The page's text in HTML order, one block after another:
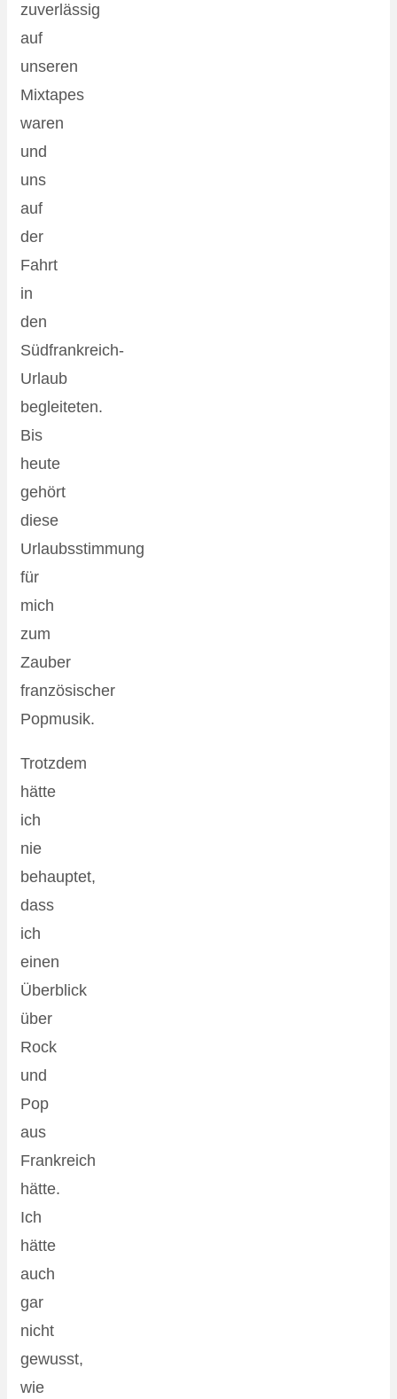
zuverlässig
auf
unseren
Mixtapes
waren
und
uns
auf
der
Fahrt
in
den
Südfrankreich-
Urlaub
begleiteten.
Bis
heute
gehört
diese
Urlaubsstimmung
für
mich
zum
Zauber
französischer
Popmusik.
Trotzdem
hätte
ich
nie
behauptet,
dass
ich
einen
Überblick
über
Rock
und
Pop
aus
Frankreich
hätte.
Ich
hätte
auch
gar
nicht
gewusst,
wie